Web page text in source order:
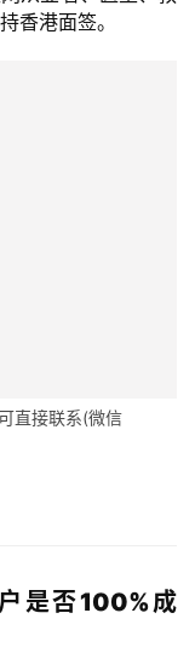
香港面签。
直接联系(微信
是否100%成